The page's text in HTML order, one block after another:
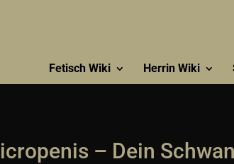
Fetisch Wiki Herrin Wiki
– Dein